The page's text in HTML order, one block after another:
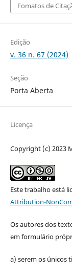
Fomatos de
Edição
v. 36 n. 67 (2024)
Seção
Porta Aberta
Licença
Copyright (c) 2023
Este trabalho está
Attribution-
Os autores dos
em formulário
a) serem os únicos